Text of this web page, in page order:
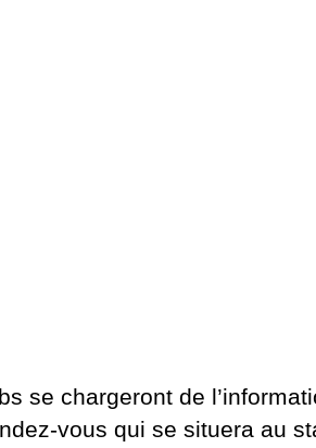
se chargeront de
vous qui se situera au